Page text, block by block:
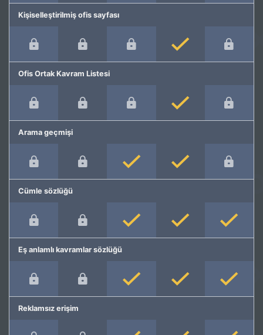
Kişiselleştirilmiş ofis sayfası
Ofis Ortak Kavram Listesi
Arama geçmişi
Cümle sözlüğü
Eş anlamlı kavramlar sözlüğü
Reklamsız erişim